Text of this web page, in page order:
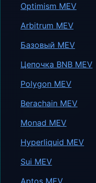
Optimism MEV
Arbitrum MEV
Базовый MEV
Цепочка BNB MEV
Polygon MEV
Berachain MEV
Monad MEV
Hyperliquid MEV
Sui MEV
Aptos MEV